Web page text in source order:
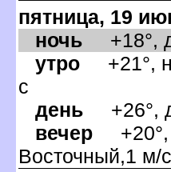
пятница, 19
ночь +18°,
утро +21°,
с
день +26°,
ечер +20°,
осточный,1 м/с